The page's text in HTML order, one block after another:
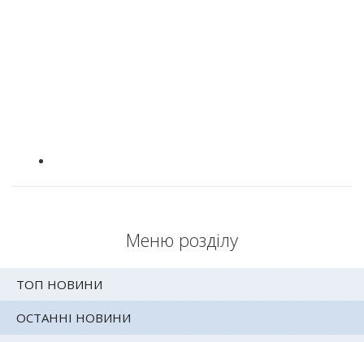
Меню розділу
ТОП НОВИНИ
ОСТАННІ НОВИНИ